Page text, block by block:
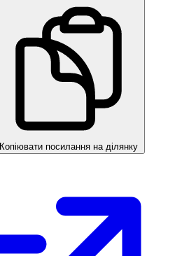
Копіювати посилання на ділянку